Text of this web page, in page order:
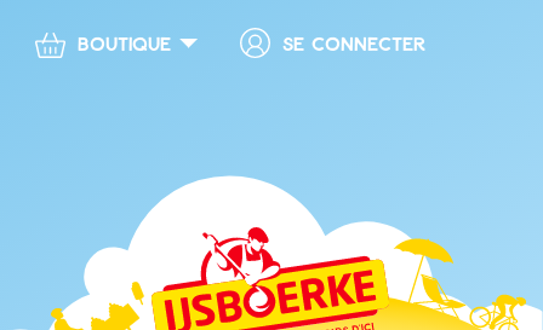
Boutique Se connecter